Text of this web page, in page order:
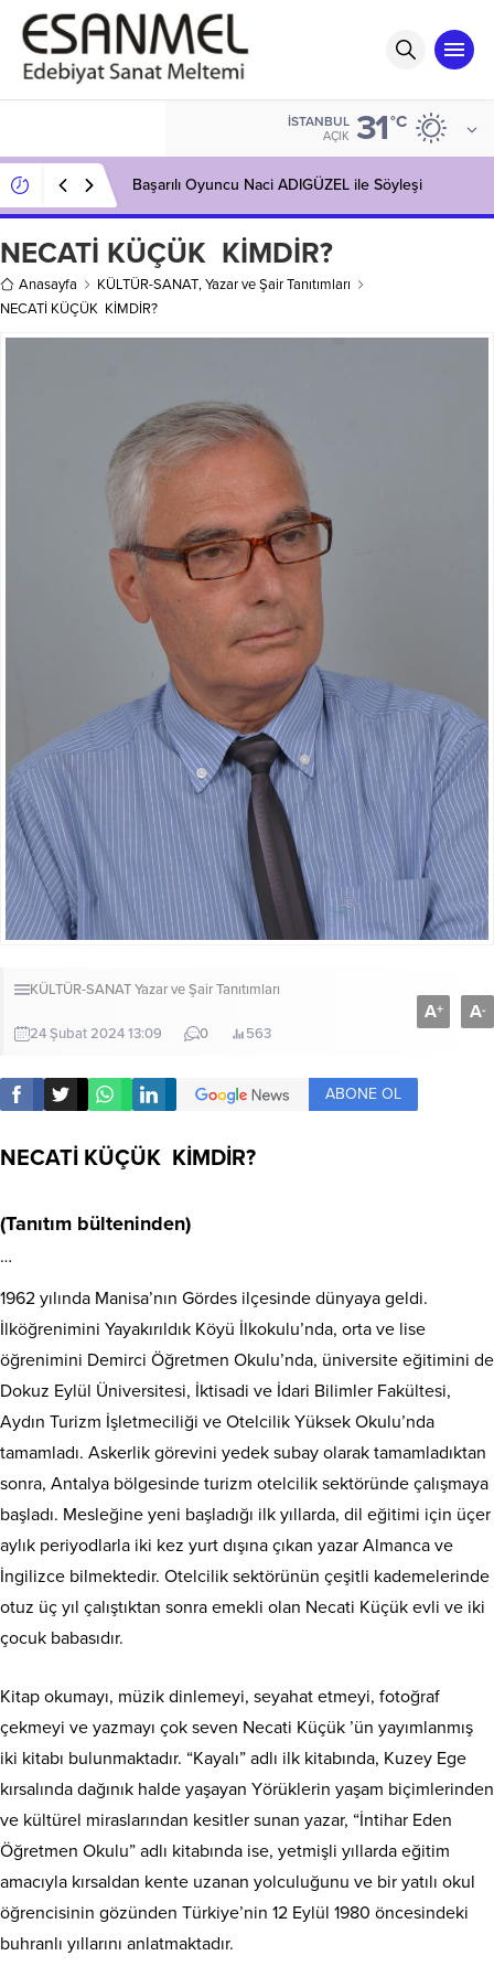
İSTANBUL
AÇIK 31°C
Başarılı Oyuncu Naci ADIGÜZEL ile Söyleşi
NECATİ KÜÇÜK KİMDİR?
Anasayfa KÜLTÜR-SANAT,Yazar ve Şair Tanıtımları
NECATİ KÜÇÜK KİMDİR?
KÜLTÜR-SANATYazar ve Şair Tanıtımları
24 Şubat 2024 13:09 0 563
A+ A-
ABONE OL
NECATİ KÜÇÜK KİMDİR?
(Tanıtım bülteninden)
…
1962 yılında Manisa’nın Gördes ilçesinde dünyaya geldi.
İlköğrenimini Yayakırıldık Köyü İlkokulu’nda, orta ve lise
öğrenimini Demirci Öğretmen Okulu’nda, üniversite eğitimini de
Dokuz Eylül Üniversitesi, İktisadi ve İdari Bilimler Fakültesi,
Aydın Turizm İşletmeciliği ve Otelcilik Yüksek Okulu’nda
tamamladı. Askerlik görevini yedek subay olarak tamamladıktan
sonra, Antalya bölgesinde turizm otelcilik sektöründe çalışmaya
başladı. Mesleğine yeni başladığı ilk yıllarda, dil eğitimi için üçer
aylık periyodlarla iki kez yurt dışına çıkan yazar Almanca ve
İngilizce bilmektedir. Otelcilik sektörünün çeşitli kademelerinde
otuz üç yıl çalıştıktan sonra emekli olan Necati Küçük evli ve iki
çocuk babasıdır.
Kitap okumayı, müzik dinlemeyi, seyahat etmeyi, fotoğraf
çekmeyi ve yazmayı çok seven Necati Küçük ’ün yayımlanmış
iki kitabı bulunmaktadır. “Kayalı” adlı ilk kitabında, Kuzey Ege
kırsalında dağınık halde yaşayan Yörüklerin yaşam biçimlerinden
ve kültürel miraslarından kesitler sunan yazar, “İntihar Eden
Öğretmen Okulu” adlı kitabında ise, yetmişli yıllarda eğitim
amacıyla kırsaldan kente uzanan yolculuğunu ve bir yatılı okul
öğrencisinin gözünden Türkiye’nin 12 Eylül 1980 öncesindeki
buhranlı yıllarını anlatmaktadır.